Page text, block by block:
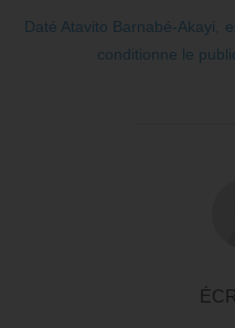
Daté Atavito Barnabé-Akayi
conditionne le